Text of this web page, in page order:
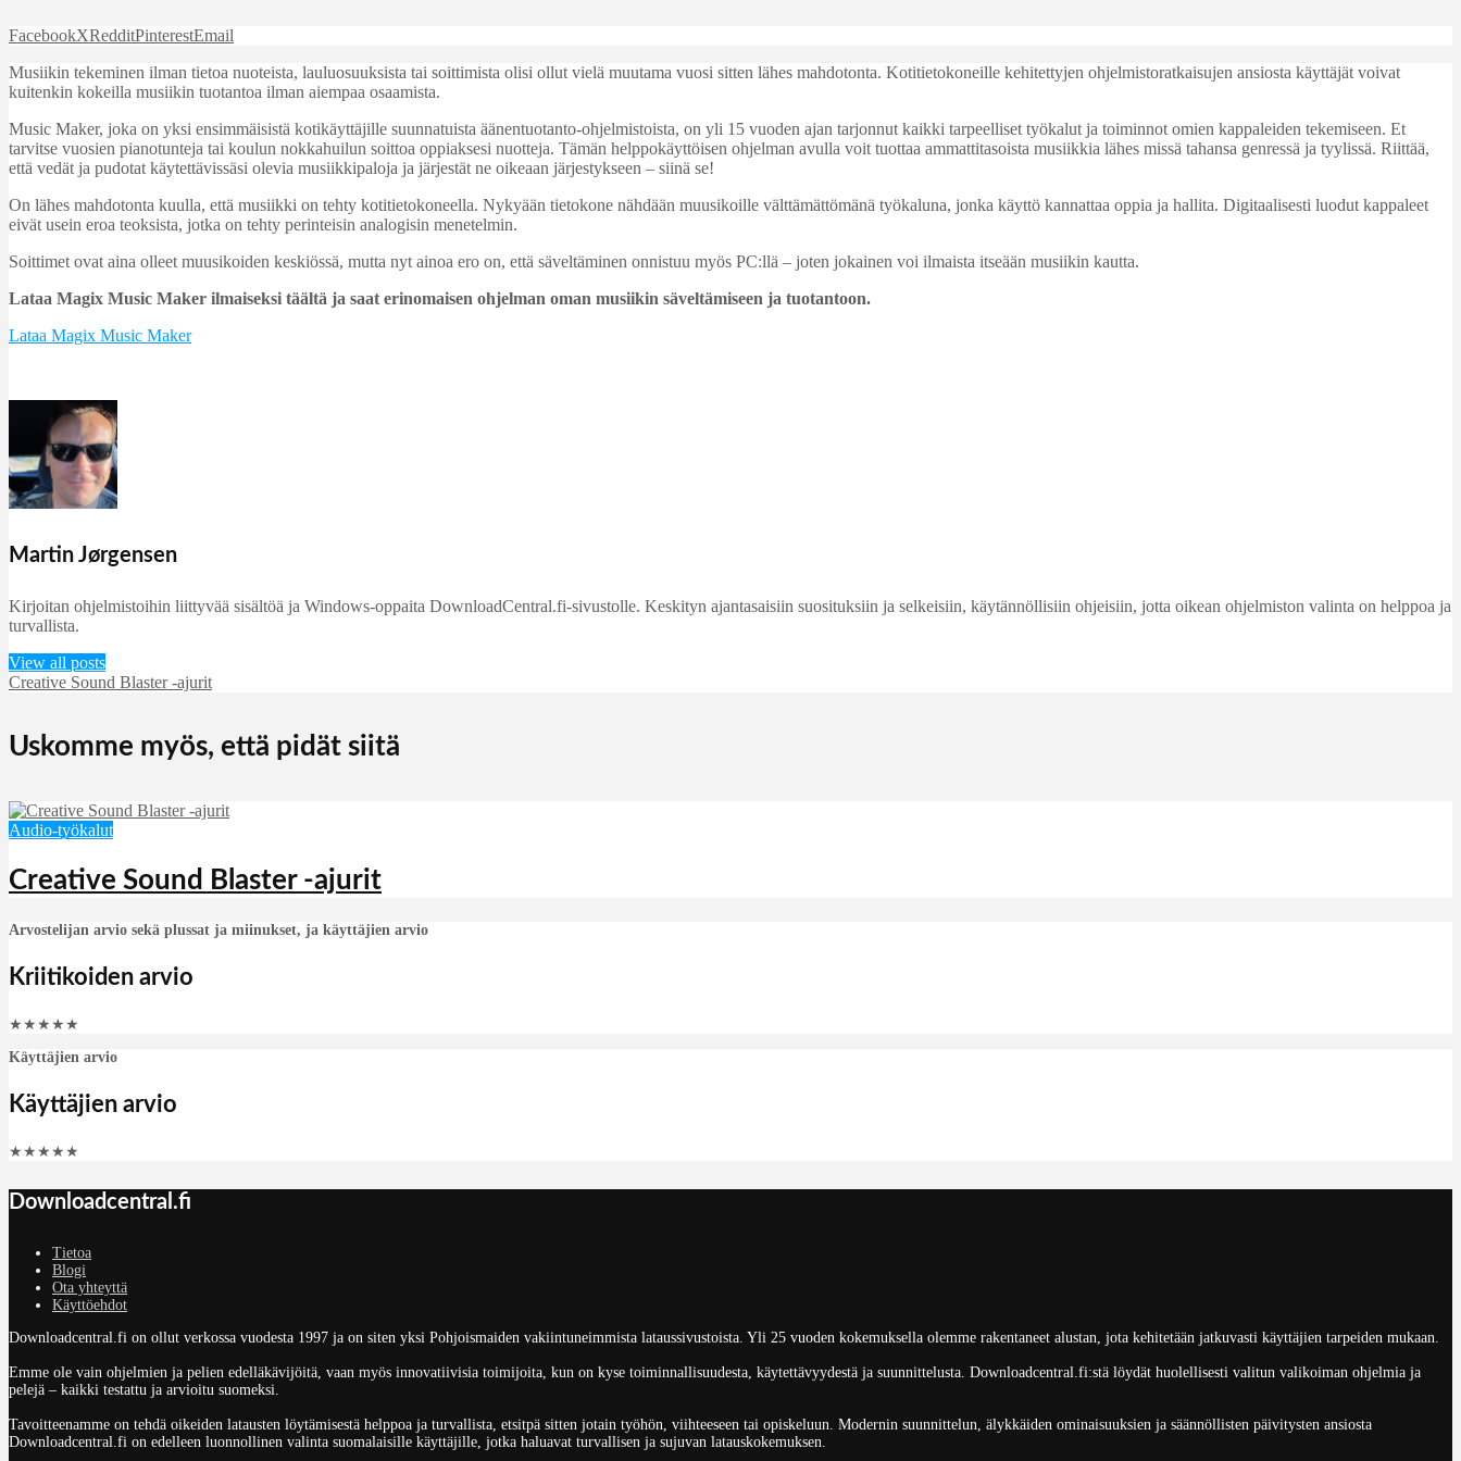
FacebookXRedditPinterestEmail
Musiikin tekeminen ilman tietoa nuoteista, lauluosuuksista tai soittimista olisi ollut vielä muutama vuosi sitten lähes mahdotonta. Kotitietokoneille kehitettyjen ohjelmistoratkaisujen ansiosta käyttäjät voivat
kuitenkin kokeilla musiikin tuotantoa ilman aiempaa osaamista.
Music Maker, joka on yksi ensimmäisistä kotikäyttäjille suunnatuista äänentuotanto-ohjelmistoista, on yli 15 vuoden ajan tarjonnut kaikki tarpeelliset työkalut ja toiminnot omien kappaleiden tekemiseen. Et
tarvitse vuosien pianotunteja tai koulun nokkahuilun soittoa oppiaksesi nuotteja. Tämän helppokäyttöisen ohjelman avulla voit tuottaa ammattitasoista musiikkia lähes missä tahansa genressä ja tyylissä. Riittää,
että vedät ja pudotat käytettävissäsi olevia musiikkipaloja ja järjestät ne oikeaan järjestykseen – siinä se!
On lähes mahdotonta kuulla, että musiikki on tehty kotitietokoneella. Nykyään tietokone nähdään muusikoille välttämättömänä työkaluna, jonka käyttö kannattaa oppia ja hallita. Digitaalisesti luodut kappaleet
eivät usein eroa teoksista, jotka on tehty perinteisin analogisin menetelmin.
Soittimet ovat aina olleet muusikoiden keskiössä, mutta nyt ainoa ero on, että säveltäminen onnistuu myös PC:llä – joten jokainen voi ilmaista itseään musiikin kautta.
Lataa Magix Music Maker ilmaiseksi täältä ja saat erinomaisen ohjelman oman musiikin säveltämiseen ja tuotantoon.
Lataa Magix Music Maker
Martin Jørgensen
Kirjoitan ohjelmistoihin liittyvää sisältöä ja Windows-oppaita DownloadCentral.fi-sivustolle. Keskityn ajantasaisiin suosituksiin ja selkeisiin, käytännöllisiin ohjeisiin, jotta oikean ohjelmiston valinta on helppoa ja
turvallista.
View all posts
Creative Sound Blaster -ajurit
Uskomme myös, että pidät siitä
Audio-työkalut
Creative Sound Blaster -ajurit
Arvostelijan arvio sekä plussat ja miinukset, ja käyttäjien arvio
Kriitikoiden arvio
★ ★ ★ ★ ★
Käyttäjien arvio
Käyttäjien arvio
★ ★ ★ ★ ★
Downloadcentral.fi
Tietoa
Blogi
Ota yhteyttä
Käyttöehdot
Downloadcentral.fi on ollut verkossa vuodesta 1997 ja on siten yksi Pohjoismaiden vakiintuneimmista lataussivustoista. Yli 25 vuoden kokemuksella olemme rakentaneet alustan, jota kehitetään jatkuvasti käyttäjien tarpeiden mukaan.
Emme ole vain ohjelmien ja pelien edelläkävijöitä, vaan myös innovatiivisia toimijoita, kun on kyse toiminnallisuudesta, käytettävyydestä ja suunnittelusta. Downloadcentral.fi:stä löydät huolellisesti valitun valikoiman ohjelmia ja
pelejä – kaikki testattu ja arvioitu suomeksi.
Tavoitteenamme on tehdä oikeiden latausten löytämisestä helppoa ja turvallista, etsitpä sitten jotain työhön, viihteeseen tai opiskeluun. Modernin suunnittelun, älykkäiden ominaisuuksien ja säännöllisten päivitysten ansiosta
Downloadcentral.fi on edelleen luonnollinen valinta suomalaisille käyttäjille, jotka haluavat turvallisen ja sujuvan latauskokemuksen.